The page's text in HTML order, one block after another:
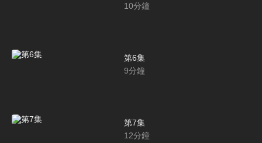
10分鐘
第6集
9分鐘
第7集
12分鐘